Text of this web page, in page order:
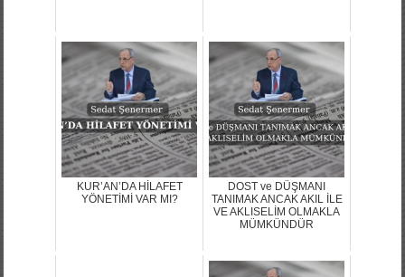
KUR’AN’DA HİLAFET
YÖNETİMİ VAR MI?
DOST ve DÜŞMANI
TANIMAK ANCAK AKIL İLE
VE AKLISELİM OLMAKLA
MÜMKÜNDÜR